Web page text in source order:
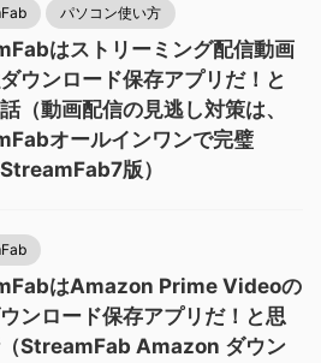
パソコン使い方
はストリーミング配信動画
ウンロード保存アプリだ！と
（動画配信の見逃し対策は、
オールインワンで完璧
版）
はAmazon Prime Videoの
ンロード保存アプリだ！と思
StreamFab Amazon ダウン